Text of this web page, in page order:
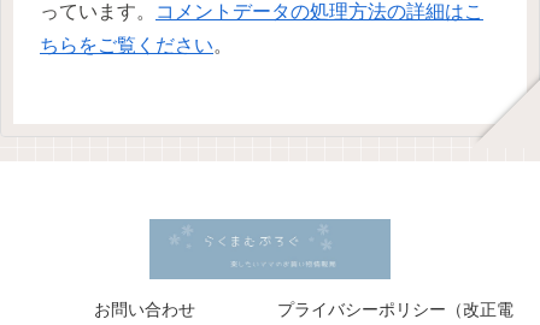
っています。
コメントデータの処理方法の詳細はこ
ちらをご覧ください。
お問い合わせ プライバシーポリシー（改正電